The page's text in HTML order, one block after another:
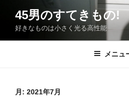
ン
45男のすてきもの!
好きなものは小さく光る高性能
メニュ
月: 2021年7月